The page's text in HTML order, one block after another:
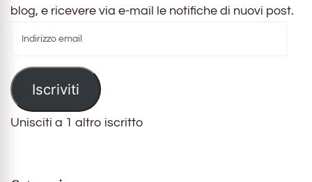
blog, e ricevere via e-mail le notifiche di nuovi post.
email
Iscriviti
Unisciti a 1 altro iscritto